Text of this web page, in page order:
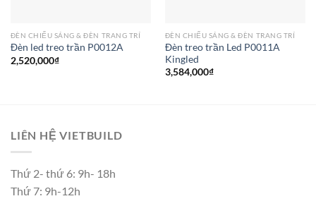
ĐÈN CHIẾU SÁNG & ĐÈN TRANG TRÍ
Đèn led treo trần P0012A
2,520,000₫
ĐÈN CHIẾU SÁNG & ĐÈN TRANG TRÍ
Đèn treo trần Led P0011A
Kingled
3,584,000₫
LIÊN HỆ VIETBUILD
Thứ 2- thứ 6: 9h- 18h
Thứ 7: 9h-12h